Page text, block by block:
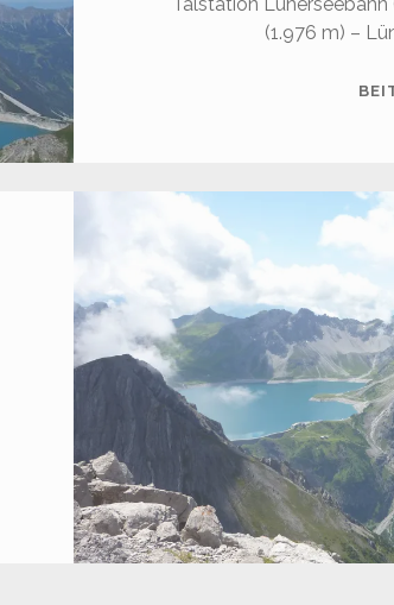
(1.976 m) –